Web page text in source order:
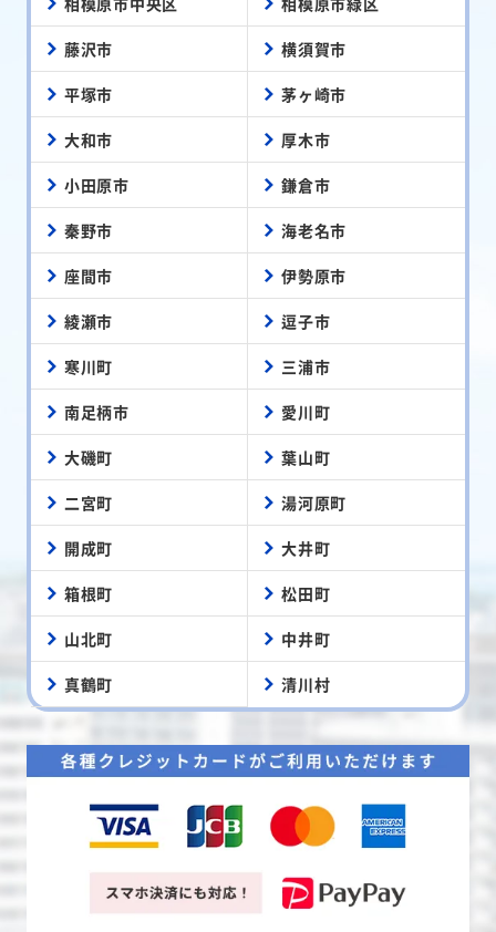
藤沢市 横須賀市
平塚市 茅ヶ崎市
大和市 厚木市
小田原市 鎌倉市
秦野市 海老名市
座間市 伊勢原市
綾瀬市 逗子市
寒川町 三浦市
南足柄市 愛川町
大磯町 葉山町
二宮町 湯河原町
開成町 大井町
箱根町 松田町
山北町 中井町
真鶴町 清川村